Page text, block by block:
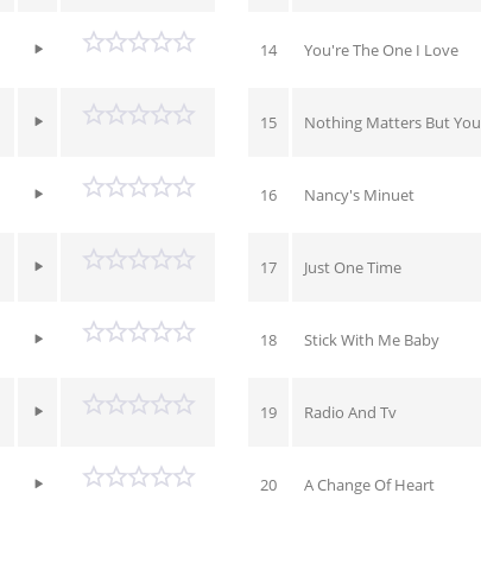
14 You're The One I Love
15 Nothing Matters But You
16 Nancy's Minuet
17 Just One Time
18 Stick With Me Baby
19 Radio And Tv
20 A Change Of Heart